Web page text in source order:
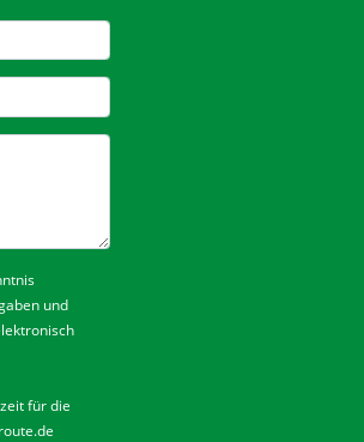
und
für die